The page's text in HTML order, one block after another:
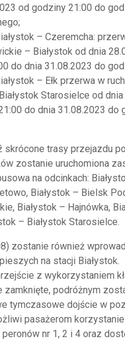
od godziny 21:00 do
– Czeremcha:
– Białystok od dnia
do dnia 31.08.2023 do
– Ełk przerwa w
Starosielce od
do dnia 31.08.2023 do
skrócone trasy przejazdu
zostanie uruchomiona
na odcinkach:
Białystok – Bielsk
Białystok – Hajnówka,
– Białystok Starosielce.
zostanie również
na stacji Białystok.
z wykorzystaniem
podróżnym
tymczasowe dojście w
pasażerom
nr 1, 2 i 4 oraz